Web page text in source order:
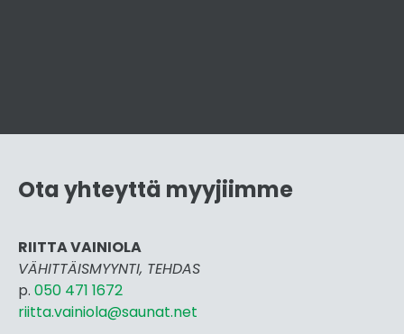
Ota yhteyttä myyjiimme
RIITTA VAINIOLA
VÄHITTÄISMYYNTI, TEHDAS
p. 050 471 1672
riitta.vainiola@saunat.net